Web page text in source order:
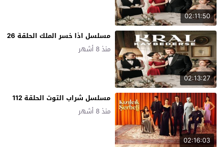
02:11:50
02:13:27
مسلسل اذا خسر الملك الحلقة 26
منذ 8 أشهر
02:16:03
مسلسل شراب التوت الحلقة 112
منذ 8 أشهر